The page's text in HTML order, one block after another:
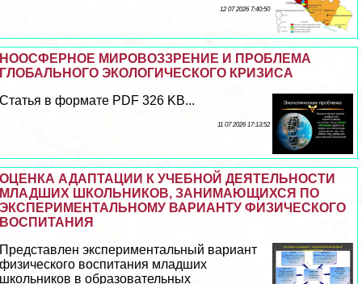
12 07 2026 7:40:50
НООСФЕРНОЕ МИРОВОЗЗРЕНИЕ И ПРОБЛЕМА
ГЛОБАЛЬНОГО ЭКОЛОГИЧЕСКОГО КРИЗИСА
Статья в формате PDF 326 KB...
11 07 2026 17:13:52
ОЦЕНКА АДАПТАЦИИ К УЧЕБНОЙ ДЕЯТЕЛЬНОСТИ
МЛАДШИХ ШКОЛЬНИКОВ, ЗАНИМАЮЩИХСЯ ПО
ЭКСПЕРИМЕНТАЛЬНОМУ ВАРИАНТУ ФИЗИЧЕСКОГО
ВОСПИТАНИЯ
Представлен экспериментальный вариант
физического воспитания младших
школьников в образовательных